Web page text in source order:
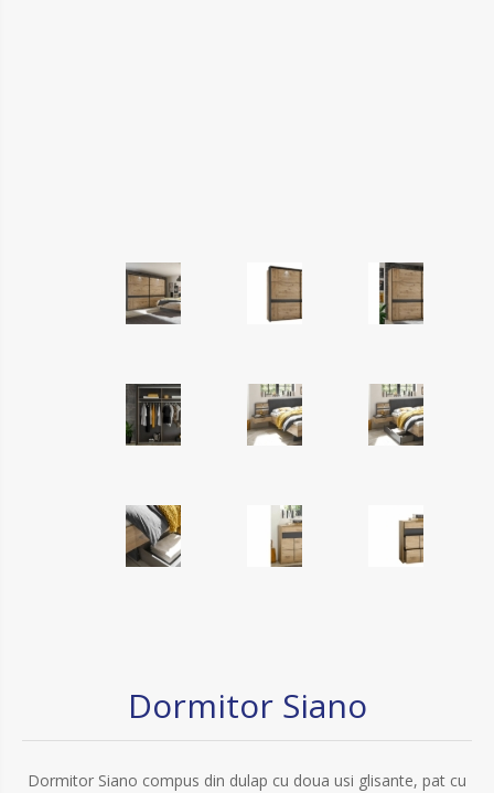
Dormitor Siano
Dormitor Siano compus din dulap cu doua usi glisante, pat cu